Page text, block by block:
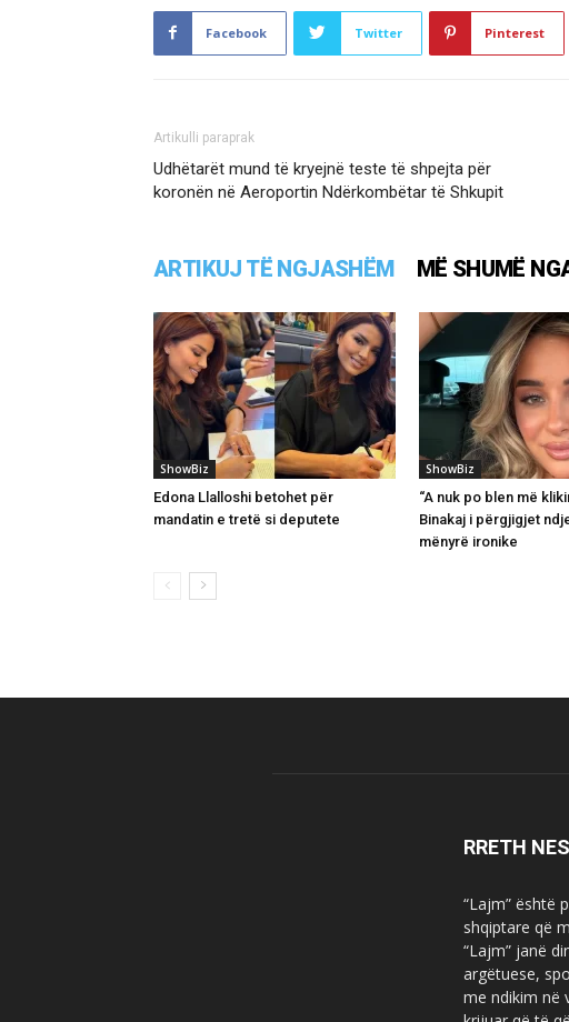
Facebook Twitter Pinterest
Artikulli paraprak
Udhëtarët mund të kryejnë teste të shpejta për
koronën në Aeroportin Ndërkombëtar të Shkupit
ARTIKUJ TË NGJASHËM MË SHUMË
ShowBiz
Edona Llalloshi betohet për
mandatin e tretë si deputete
ShowBiz
“A nuk po blen më
Binakaj i përgjigjet
mënyrë ironike
RRETH
“Lajm” është
shqiptare që
“Lajm” janë
argëtuese,
me ndikim në